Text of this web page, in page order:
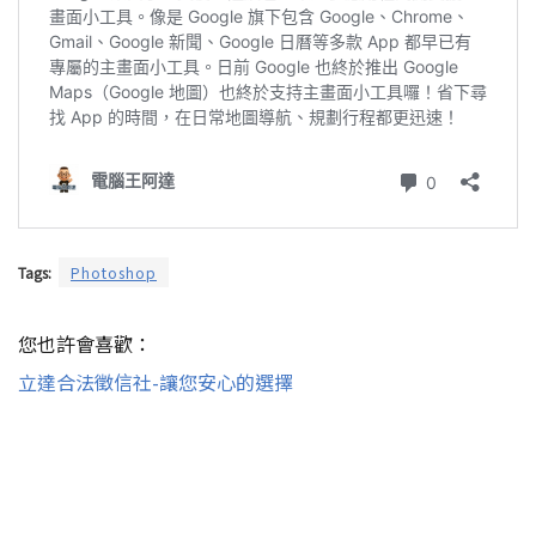
Tags: Photoshop
您也許會喜歡：
立達合法徵信社-讓您安心的選擇